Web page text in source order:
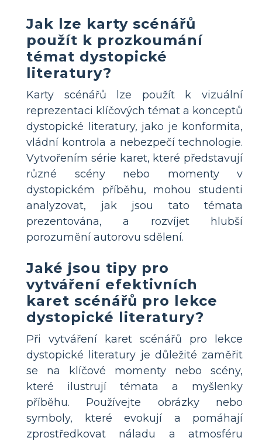
Jak lze karty scénářů
použít k prozkoumání
témat dystopické
literatury?
Karty scénářů lze použít k vizuální
reprezentaci klíčových témat a konceptů
dystopické literatury, jako je konformita,
vládní kontrola a nebezpečí technologie.
Vytvořením série karet, které představují
různé scény nebo momenty v
dystopickém příběhu, mohou studenti
analyzovat, jak jsou tato témata
prezentována, a rozvíjet hlubší
porozumění autorovu sdělení.
Jaké jsou tipy pro
vytváření efektivních
karet scénářů pro lekce
dystopické literatury?
Při vytváření karet scénářů pro lekce
dystopické literatury je důležité zaměřit
se na klíčové momenty nebo scény,
které ilustrují témata a myšlenky
příběhu. Používejte obrázky nebo
symboly, které evokují a pomáhají
zprostředkovat náladu a atmosféru